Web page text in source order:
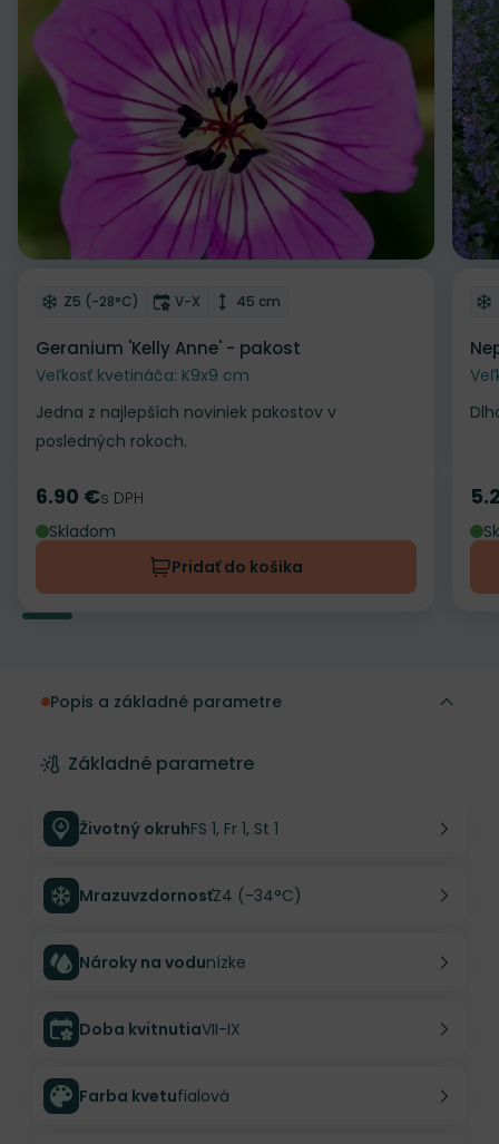
Odober do zoznamu želaní
Mrazuvzdornosť
Z5 (-28°C) Doba kvitnutia
V-X Výška rastliny
45 cm
Geranium 'Kelly Anne' - pakost
Veľkosť kvetináča: K9x9 cm
Jedna z najlepších noviniek pakostov v
posledných rokoch.
Cena
6.90 €s DPH
Skladom
Pridať do košíka
Popis a základné parametre
Základné parametre
Životný okruhFS 1, Fr 1, St 1
MrazuvzdornosťZ4 (-34°C)
Nároky na vodunízke
Doba kvitnutiaVII-IX
Farba kvetufialová